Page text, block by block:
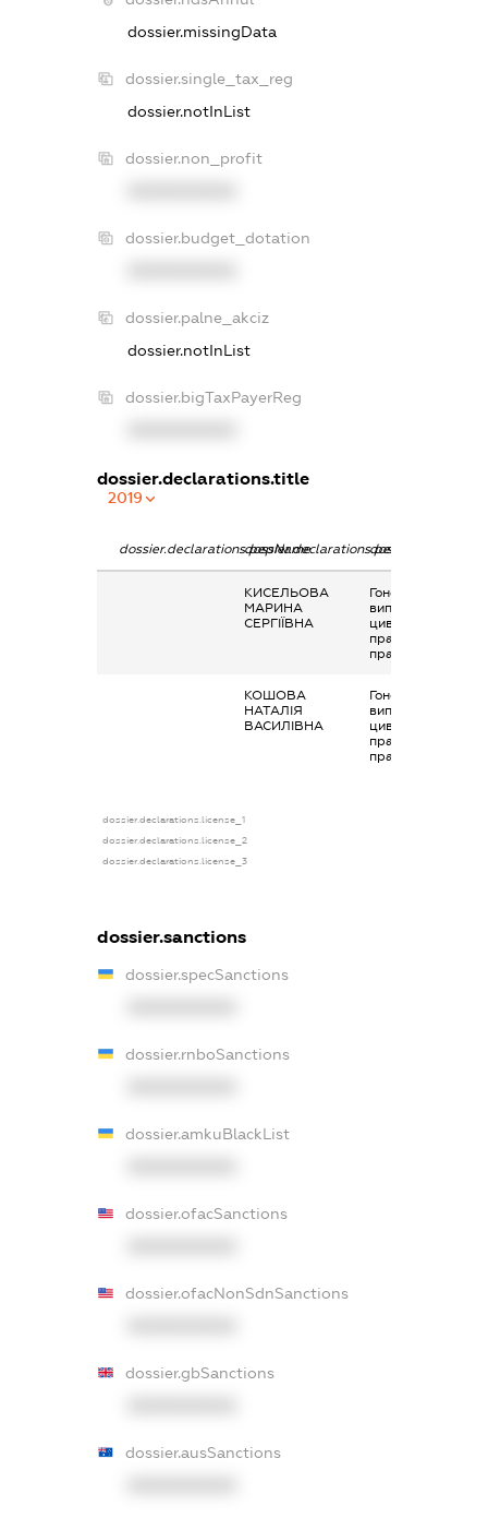
dossier.missingData
dossier.single_tax_reg
dossier.notInList
dossier.non_profit
dossier.budget_dotation
dossier.palne_akciz
dossier.notInList
dossier.bigTaxPayerReg
dossier.declarations.title
2019
dossier.declarations.pepNamedossier.declarations.personName
КИСЕЛЬОВА
МАРИНА
СЕРГІЇВНА
Гонорари та інші
виплати згідно з
цивільно-
правовим
правочинами
КОШОВА
НАТАЛІЯ
ВАСИЛІВНА
Гонорари та інші
виплати згідно з
цивільно-
правовим
правочинами
dossier.declarations.license_1
dossier.declarations.license_2
dossier.declarations.license_3
dossier.sanctions
dossier.specSanctions
dossier.rnboSanctions
dossier.amkuBlackList
dossier.ofacSanctions
dossier.ofacNonSdnSanctions
dossier.gbSanctions
dossier.ausSanctions